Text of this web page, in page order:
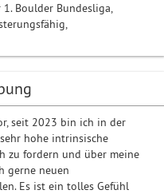
Boulder Bundesliga,
seit 2023 bin ich in der
hohe intrinsische
zu fordern und über meine
gerne neuen
Es ist ein tolles Gefühl